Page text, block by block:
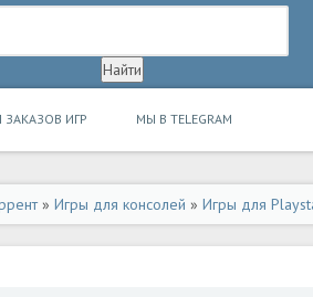
ЗАКАЗОВ ИГР МЫ В TELEGRAM
» Игры для консолей » Игры для